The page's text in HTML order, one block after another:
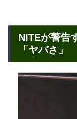
NITEが警告
「ヤバさ」